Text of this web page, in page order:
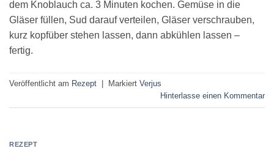
dem Knoblauch ca. 3 Minuten kochen. Gemüse in die
Gläser füllen, Sud darauf verteilen, Gläser verschrauben,
kurz kopfüber stehen lassen, dann abkühlen lassen –
fertig.
Veröffentlicht am Rezept Markiert Verjus
Hinterlasse einen Kommentar
REZEPT